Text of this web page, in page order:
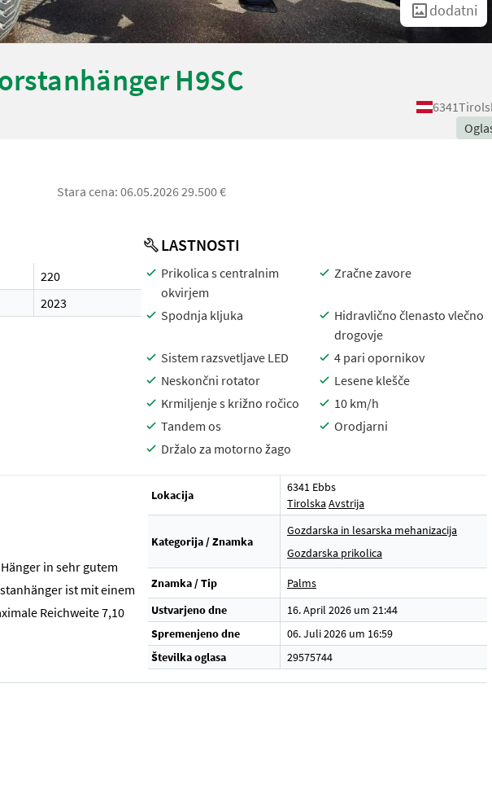
dodatni
H9SC
6341
Stara cena: 06.05.2026 29.500 €
220
2023
LASTNOSTI
Prikolica s centralnim
okvirjem
Zračne zavore
Spodnja kljuka
Hidravlično členasto vlečno
drogovje
Sistem razsvetljave LED
4 pari opornikov
Neskončni rotator
Lesene klešče
Krmiljenje s križno ročico
10 km/h
Tandem os
Orodjarni
Držalo za motorno žago
in sehr gutem
ist mit einem
Reichweite 7,10
Lokacija
6341 Ebbs
Tirolska Avstrija
Kategorija / Znamka
Gozdarska in lesarska mehanizacija
Gozdarska prikolica
Znamka / Tip
Palms
Ustvarjeno dne
16. April 2026 um 21:44
Spremenjeno dne
06. Juli 2026 um 16:59
Številka oglasa
29575744